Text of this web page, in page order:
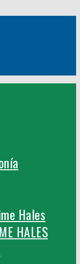
Hales
HALES